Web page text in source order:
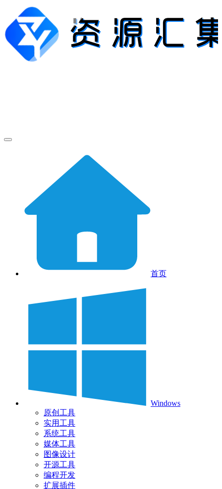
首页
Windows
原创工具
实用工具
系统工具
媒体工具
图像设计
开源工具
编程开发
扩展插件